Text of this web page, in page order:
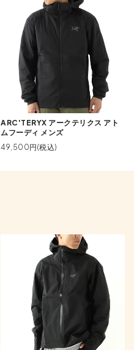
ARC'TERYX アークテリクス アト
ムフーディ メンズ
49,500円(税込)